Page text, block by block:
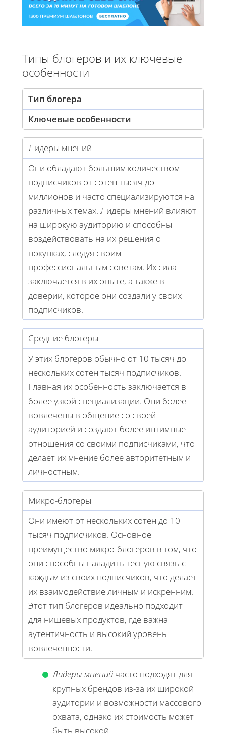
Типы блогеров и их ключевые
особенности
Тип блогера
Ключевые особенности
Лидеры мнений
Они обладают большим количеством
подписчиков от сотен тысяч до
миллионов и часто специализируются на
различных темах. Лидеры мнений влияют
на широкую аудиторию и способны
воздействовать на их решения о
покупках, следуя своим
профессиональным советам. Их сила
заключается в их опыте, а также в
доверии, которое они создали у своих
подписчиков.
Средние блогеры
У этих блогеров обычно от 10 тысяч до
нескольких сотен тысяч подписчиков.
Главная их особенность заключается в
более узкой специализации. Они более
вовлечены в общение со своей
аудиторией и создают более интимные
отношения со своими подписчиками, что
делает их мнение более авторитетным и
личностным.
Микро-блогеры
Они имеют от нескольких сотен до 10
тысяч подписчиков. Основное
преимущество микро-блогеров в том, что
они способны наладить тесную связь с
каждым из своих подписчиков, что делает
их взаимодействие личным и искренним.
Этот тип блогеров идеально подходит
для нишевых продуктов, где важна
аутентичность и высокий уровень
вовлеченности.
Лидеры мнений часто подходят для
крупных брендов из-за их широкой
аудитории и возможности массового
охвата, однако их стоимость может